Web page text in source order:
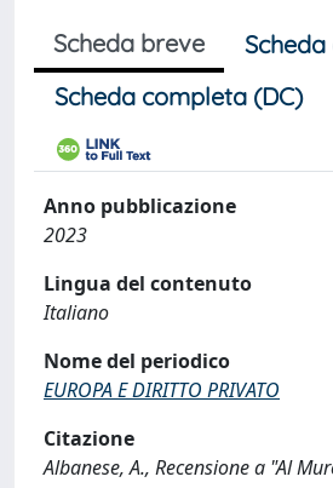
Scheda breve
Scheda completa (DC)
Anno pubblicazione
2023
Lingua del contenuto
Italiano
Nome del periodico
EUROPA E DIRITTO PRIVATO
Citazione
Albanese, A., Recensione a "Al